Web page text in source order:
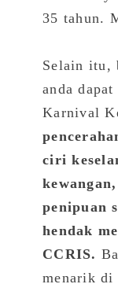
35 tahun.
Selain itu,
anda
Karnival
ciri
penipuan
hendak
CCRIS.
menarik di